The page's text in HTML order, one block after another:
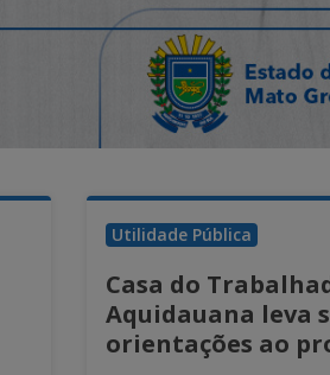
Utilidade Pública
Casa do
Aquidauana leva
orientações ao